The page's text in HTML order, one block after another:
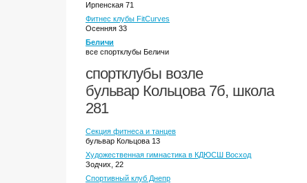
Ирпенская 71
Фитнес клубы FitCurves
Осенняя 33
Беличи
все спортклубы Беличи
спортклубы возле
бульвар Кольцова 7б, школа
281
Секция фитнеса и танцев
бульвар Кольцова 13
Художественная гимнастика в КДЮСШ Восход
Зодчих, 22
Спортивный клуб Днепр